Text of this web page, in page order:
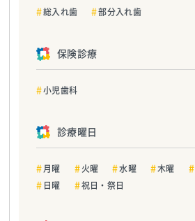
総入れ歯 部分入れ歯
保険診療
小児歯科
診療曜日
月曜 火曜 水曜 木曜
日曜
祝日・祭日